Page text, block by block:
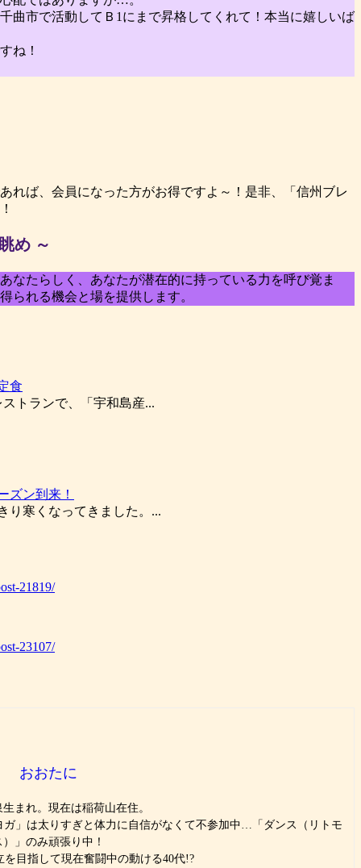
曲市で活動してＢ1にまで昇格してくれて！本当に嬉しいば
ね！
れば、会員になった方がお得ですよ～！是非、「信州ブレ
め ～
なたらしく、あなたが潜在的に持っている力を呼び覚ま
られる機会と場を提供します。
食
トランで、「宇和島産...
ズン到来！
り寒くなってきました。...
21819/
23107/
おおたに
まれ。現在は稲荷山在住。
」は太りすぎと体力に自信がなくて不参加中…「ダンス（リトモ
）」のみ頑張り中！
目指して現在奮闘中の動ける40代!?